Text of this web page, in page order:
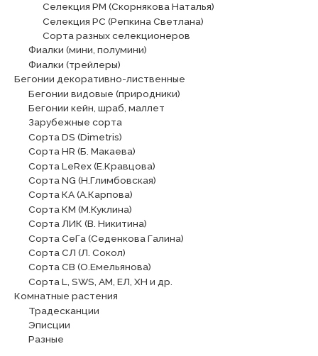
Селекция РМ (Скорнякова Наталья)
Селекция РС (Репкина Светлана)
Сорта разных селекционеров
Фиалки (мини, полумини)
Фиалки (трейлеры)
Бегонии декоративно-лиственные
Бегонии видовые (природники)
Бегонии кейн, шраб, маллет
Зарубежные сорта
Сорта DS (Dimetris)
Сорта HR (Б. Макаева)
Сорта LeRex (Е.Кравцова)
Сорта NG (Н.Глимбовская)
Сорта КА (А.Карпова)
Сорта КМ (М.Куклина)
Сорта ЛИК (В. Никитина)
Сорта СеГа (Седенкова Галина)
Сорта СЛ (Л. Сокол)
Сорта СВ (О.Емельянова)
Сорта L, SWS, АМ, ЕЛ, ХН и др.
Комнатные растения
Традесканции
Эписции
Разные